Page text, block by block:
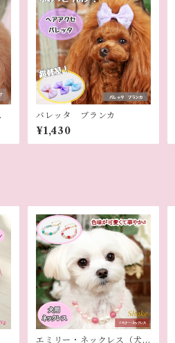
バレッタ ブランカ
¥1,430
エミリー・ネックレス（犬